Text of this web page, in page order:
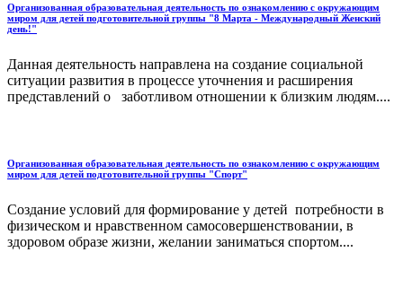
Организованная образовательная деятельность по ознакомлению с окружающим
миром для детей подготовительной группы "8 Марта - Международный Женский
день!"
Данная деятельность направлена на создание социальной
ситуации развития в процессе уточнения и расширения
представлений о заботливом отношении к близким людям....
Организованная образовательная деятельность по ознакомлению с окружающим
миром для детей подготовительной группы "Спорт"
Создание условий для формирование у детей потребности в
физическом и нравственном самосовершенствовании, в
здоровом образе жизни, желании заниматься спортом....